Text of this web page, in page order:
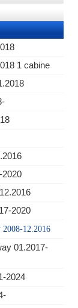
1 cabine
2020
2020
2008-12.2016
01.2017-
2024